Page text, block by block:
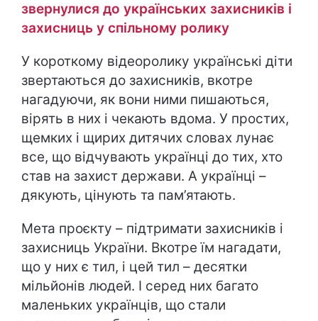
звернулися до українських захисників і
захисниць у спільному ролику
У короткому відеоролику українські діти
звертаються до захисників, вкотре
нагадуючи, як вони ними пишаються,
вірять в них і чекають вдома. У простих,
щемких і щирих дитячих словах лунає
все, що відчувають українці до тих, хто
став на захист держави. А українці –
дякують, цінують та пам’ятають.
Мета проєкту – підтримати захисників і
захисниць України. Вкотре їм нагадати,
що у них є тил, і цей тил – десятки
мільйонів людей. І серед них багато
маленьких українців, що стали